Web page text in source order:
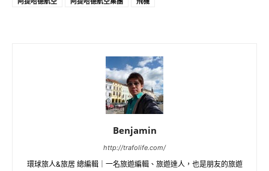
Benjamin
http://trafolife.com/
環球旅人&旅居 總編輯｜一名旅遊編輯、旅遊達人，也是朋友的旅遊